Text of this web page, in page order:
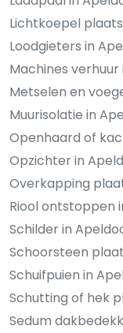
Lichtkoepel
Loodgieters in
Machines
Metselen en
Muurisolatie in
Openhaard of
Opzichter in
Overkapping
Riool ontstoppen
Schilder in
Schoorsteen
Schuifpuien in
Schutting of hek
Sedum